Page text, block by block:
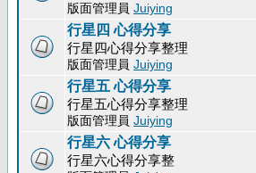
版面管理員 Juiying
行星四 心得分享
行星四心得分享整理
版面管理員 Juiying
行星五 心得分享
行星五心得分享整理
版面管理員 Juiying
行星六 心得分享
行星六心得分享整